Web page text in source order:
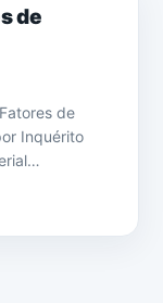
de
de
Inquérito